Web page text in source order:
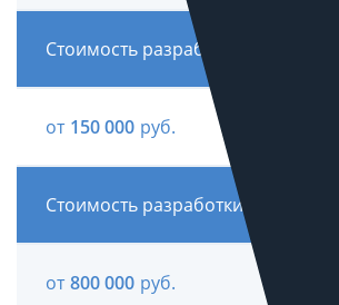
Стоимость разработки на
от 150 000 руб.
Стоимость разработки
от 800 000 руб.